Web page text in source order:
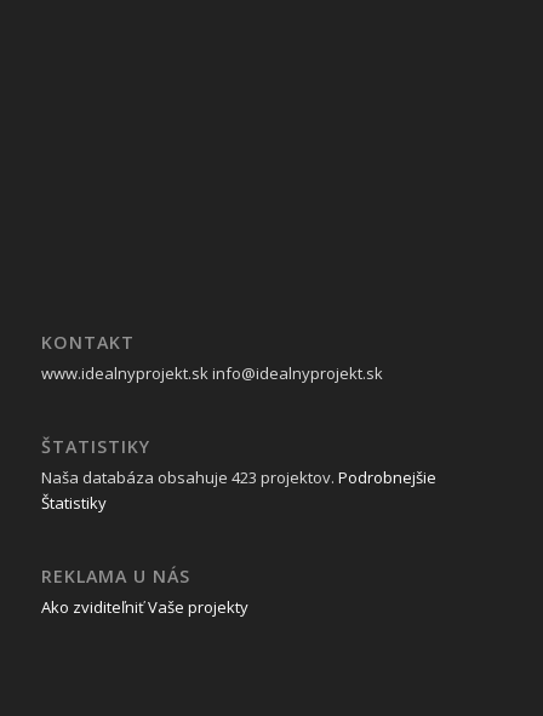
KONTAKT
www.idealnyprojekt.skinfo@idealnyprojekt.sk
ŠTATISTIKY
Naša databáza obsahuje 423 projektov. Podrobnejšie
Štatistiky
REKLAMA U NÁS
Ako zviditeľniť Vaše projekty